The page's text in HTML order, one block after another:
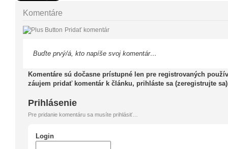
Komentáre
Pridať komentár
Buďte prvý/á, kto napíše svoj komentár…
Komentáre sú dočasne prístupné len pre registrovaných
záujem pridať komentár k článku, prihláste sa (zeregistrujte
Prihlásenie
Pre pridanie komentáru sa musíte prihlásiť…
Login